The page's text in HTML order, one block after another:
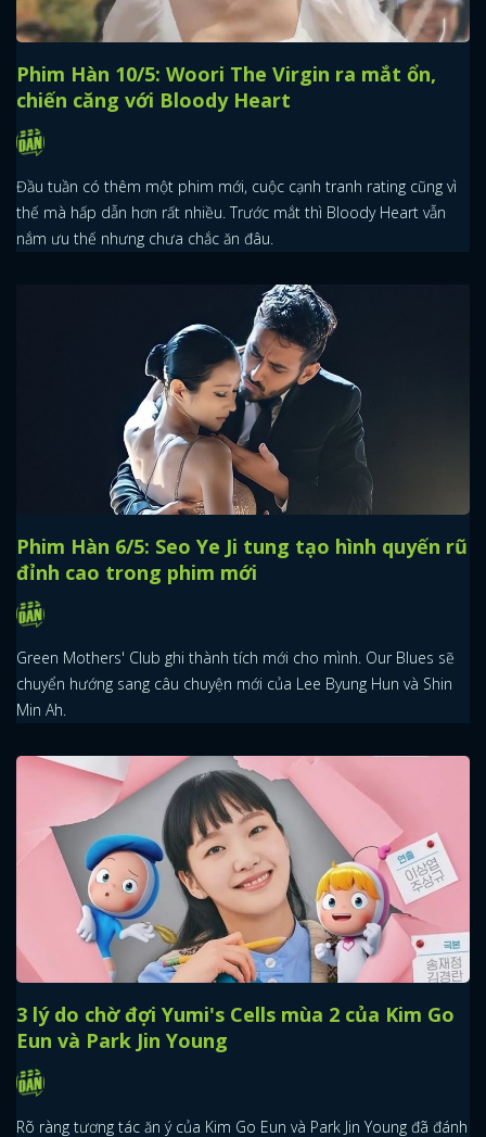
Phim Hàn 10/5: Woori The Virgin ra mắt ổn,
chiến căng với Bloody Heart
Đầu tuần có thêm một phim mới, cuộc cạnh tranh rating cũng vì
thế mà hấp dẫn hơn rất nhiều. Trước mắt thì Bloody Heart vẫn
nắm ưu thế nhưng chưa chắc ăn đâu.
Phim Hàn 6/5: Seo Ye Ji tung tạo hình quyến rũ
đỉnh cao trong phim mới
Green Mothers' Club ghi thành tích mới cho mình. Our Blues sẽ
chuyển hướng sang câu chuyện mới của Lee Byung Hun và Shin
Min Ah.
3 lý do chờ đợi Yumi's Cells mùa 2 của Kim Go
Eun và Park Jin Young
Rõ ràng tương tác ăn ý của Kim Go Eun và Park Jin Young đã đánh